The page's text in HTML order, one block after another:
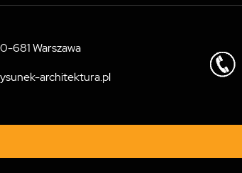
681 Warszawa
architektura.pl